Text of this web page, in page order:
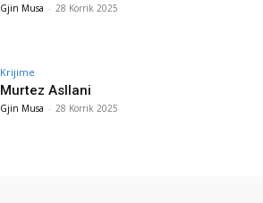
Gjin Musa - 28 Korrik 2025
Krijime
Murtez Asllani
Gjin Musa - 28 Korrik 2025